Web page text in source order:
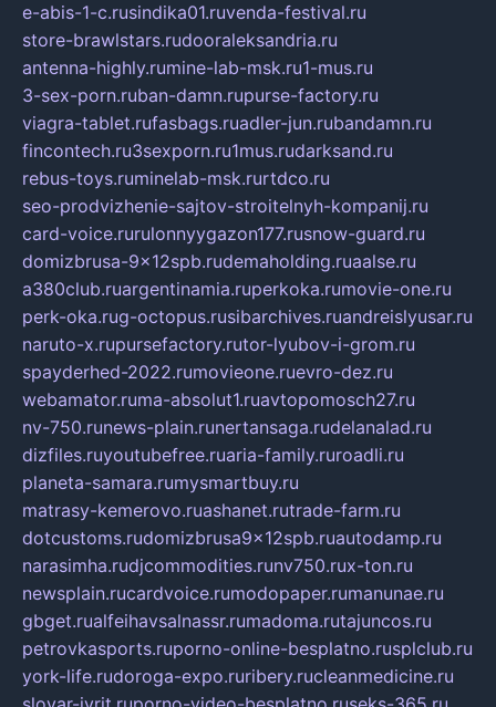
e-abis-1-c.rusindika01.ruvenda-festival.ru
store-brawlstars.rudooraleksandria.ru
antenna-highly.rumine-lab-msk.ru1-mus.ru
3-sex-porn.ruban-damn.rupurse-factory.ru
viagra-tablet.rufasbags.ruadler-jun.rubandamn.ru
fincontech.ru3sexporn.ru1mus.rudarksand.ru
rebus-toys.ruminelab-msk.rurtdco.ru
seo-prodvizhenie-sajtov-stroitelnyh-kompanij.ru
card-voice.rurulonnyygazon177.rusnow-guard.ru
domizbrusa-9x12spb.rudemaholding.ruaalse.ru
a380club.ruargentinamia.ruperkoka.rumovie-one.ru
perk-oka.rug-octopus.rusibarchives.ruandreislyusar.ru
naruto-x.rupursefactory.rutor-lyubov-i-grom.ru
spayderhed-2022.rumovieone.ruevro-dez.ru
webamator.ruma-absolut1.ruavtopomosch27.ru
nv-750.runews-plain.runertansaga.rudelanalad.ru
dizfiles.ruyoutubefree.ruaria-family.ruroadli.ru
planeta-samara.rumysmartbuy.ru
matrasy-kemerovo.ruashanet.rutrade-farm.ru
dotcustoms.rudomizbrusa9x12spb.ruautodamp.ru
narasimha.rudjcommodities.runv750.rux-ton.ru
newsplain.rucardvoice.rumodopaper.rumanunae.ru
gbget.rualfeihavsalnassr.rumadoma.rutajuncos.ru
petrovkasports.ruporno-online-besplatno.rusplclub.ru
york-life.rudoroga-expo.ruribery.rucleanmedicine.ru